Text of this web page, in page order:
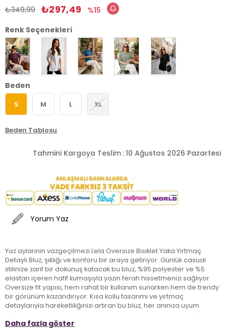
₺349,99 ₺297,49
15
Renk Seçenekleri
Beden
S M L XL
Beden Tablosu
Tahmini Kargoya Teslim :10 Ağustos 2026 Pazartesi
Yorum Yaz
Yaz aylarının vazgeçilmezi Lela Oversize Bisiklet Yaka Yırtmaç
Detaylı Bluz, şıklığı ve konforu bir araya getiriyor. Günlük casual
stilinize zarif bir dokunuş katacak bu bluz, %95 polyester ve %5
elastan içeren hafif kumaşıyla yazın ferah hissetmenizi sağlıyor.
Oversize fit yapısı, hem rahat bir kullanım sunarken hem de trendy
bir görünüm kazandırıyor. Kısa kollu tasarımı ve yırtmaç
detaylarıyla hareketliliğinizi artıran bu bluz, her anınıza uyum
sağlamak için ideal bir tercih. Yaz gardırobunuza ekleyeceğiniz bu
şık bluzla, rahatlığın ve stilin tadını çıkarın!
Daha fazla göster